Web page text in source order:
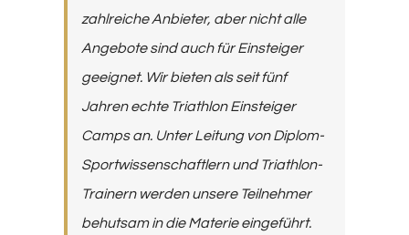
zahlreiche Anbieter, aber nicht alle
Angebote sind auch für Einsteiger
geeignet. Wir bieten als seit fünf
Jahren echte Triathlon Einsteiger
Camps an. Unter Leitung von Diplom-
Sportwissenschaftlern und Triathlon-
Trainern werden unsere Teilnehmer
behutsam in die Materie eingeführt.